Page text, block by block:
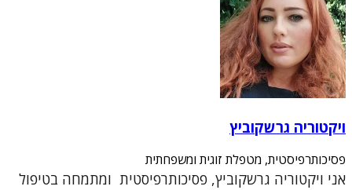
ויקטוריה גרשקוביץ
פסיכותרפיסטית, מטפלת זוגית ומשפחתית
אני ויקטוריה גרשקוביץ, פסיכותרפיסטית ומתמחה בטיפול